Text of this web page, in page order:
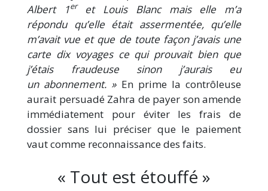
Albert 1eret Louis Blanc mais elle m’a
répondu qu’elle était assermentée, qu’elle
m’avait vue et que de toute façon j’avais une
carte dix voyages ce qui prouvait bien que
j’étais fraudeuse sinon j’aurais eu
un abonnement. »En prime la contrôleuse
aurait persuadé Zahra de payer son amende
immédiatement pour éviter les frais de
dossier sans lui préciser que le paiement
vaut comme reconnaissance des faits.
« Tout est étouffé »